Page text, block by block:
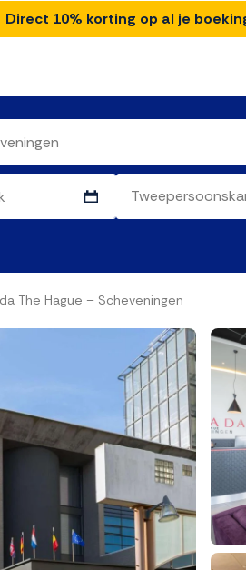
Direct 10% korting op al je
The Hague – Scheveningen